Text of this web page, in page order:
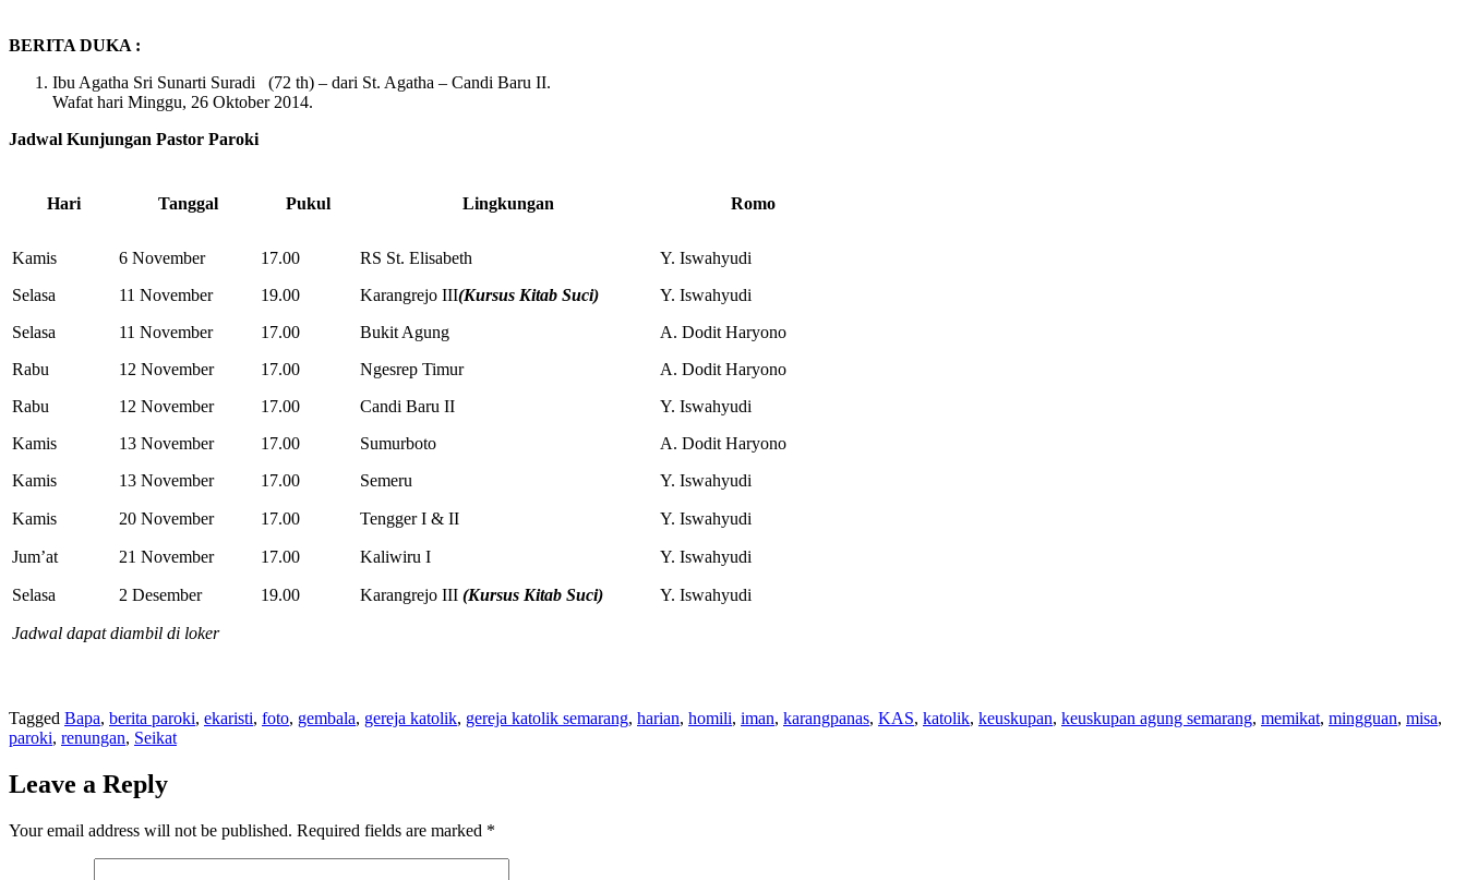
BERITA DUKA :
Ibu Agatha Sri Sunarti Suradi (72 th) – dari St. Agatha – Candi Baru II.
Wafat hari Minggu, 26 Oktober 2014.
Jadwal Kunjungan Pastor Paroki
Hari Tanggal Pukul Lingkungan Romo
Kamis 6 November 17.00 RS St. Elisabeth
Y. Iswahyudi
Selasa
11 November 19.00 Karangrejo III(Kursus Kitab Suci)
Y. Iswahyudi
Selasa
11 November 17.00 Bukit Agung
A. Dodit Haryono
Rabu
12 November 17.00 Ngesrep Timur
A. Dodit Haryono
Rabu
12 November 17.00 Candi Baru II
Y. Iswahyudi
Kamis
13 November 17.00 Sumurboto
A. Dodit Haryono
Kamis
13 November 17.00 Semeru Y. Iswahyudi
Kamis 20 November 17.00 Tengger I & II Y. Iswahyudi
Jum’at 21 November 17.00 Kaliwiru I Y. Iswahyudi
Selasa 2 Desember 19.00 Karangrejo III (Kursus Kitab Suci) Y. Iswahyudi
Jadwal dapat diambil di loker
Tagged Bapa, berita paroki, ekaristi, foto, gembala, gereja katolik, gereja katolik semarang, harian, homili, iman, karangpanas, KAS, katolik, keuskupan, keuskupan agung semarang, memikat, mingguan, misa,
paroki, renungan, Seikat
Leave a Reply
Your email address will not be published. Required fields are marked *